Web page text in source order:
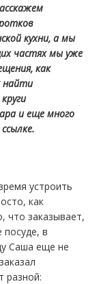
кухни, а мы
частях мы уже
как
найти
и еще много
устроить
как
что заказывает,
в
Саша еще не
разной: